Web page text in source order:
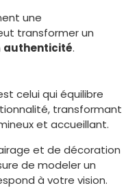
une
transformer un
authenticité.
celui qui équilibre
transformant
et accueillant.
et de décoration
de modeler un
à votre vision.